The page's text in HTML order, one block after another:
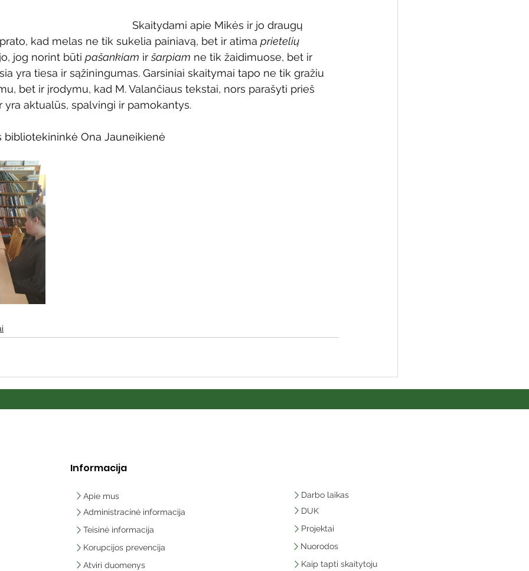
Skaitydami apie Mikės ir jo draugų
kad melas ne tik sukelia painiavą, bet ir atima prietelių
jog norint būti pašankiam ir šarpiam ne tik žaidimuose, bet ir
yra tiesa ir sąžiningumas. Garsiniai skaitymai tapo ne tik gražiu
bet ir įrodymu, kad M. Valančiaus tekstai, nors parašyti prieš
yra aktualūs, spalvingi ir pamokantys.
bibliotekininkė Ona Jauneikienė
Informacija
Apie mus
Administracinė informacija
Teisinė informacija
Korupcijos prevencija
Atviri duomenys
Darbo laikas
DUK
Projektai
Nuorodos
Kaip tapti skaitytoju